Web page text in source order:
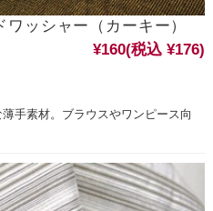
ッシャー（カーキー）
¥160(税込 ¥176)
手素材。ブラウスやワンピース向